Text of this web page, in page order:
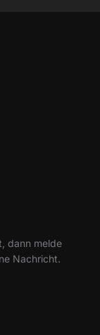
dann melde
Nachricht.